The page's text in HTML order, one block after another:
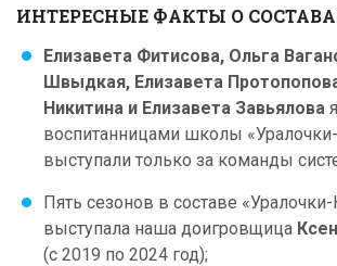
ИНТЕРЕСНЫЕ ФАКТЫ О
Елизавета Фитисова, Ольга
Швыдкая, Елизавета
Никитина и Елизавета Завьялова
воспитанницами школы
выступали только за команды
Пять сезонов в составе
выступала наша доигровщица
(с 2019 по 2024 год);